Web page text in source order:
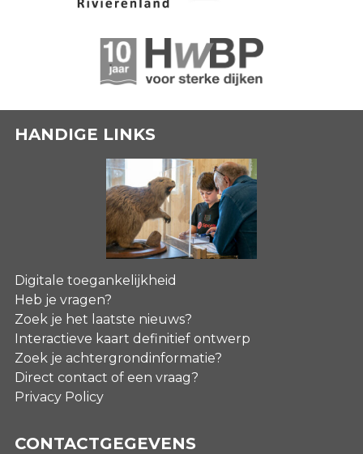
HANDIGE LINKS
Digitale toegankelijkheid
Heb je vragen?
Zoek je het laatste nieuws?
Interactieve kaart definitief ontwerp
Zoek je achtergrondinformatie?
Direct contact of een vraag?
Privacy Policy
CONTACTGEGEVENS